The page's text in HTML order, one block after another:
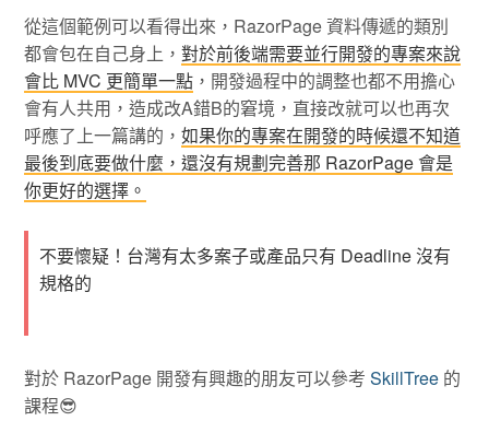
從這個範例可以看得出來，RazorPage 資料傳遞的類別
都會包在自己身上，對於前後端需要並行開發的專案來說
會比 MVC 更簡單一點 ，開發過程中的調整也都不用擔心
會有人共用，造成改A錯B的窘境，直接改就可以也再次
呼應了上一篇講的，如果你的專案在開發的時候還不知道
最後到底要做什麼，還沒有規劃完善那 RazorPage 會是
你更好的選擇。
不要懷疑！台灣有太多案子或產品只有 Deadline 沒有
規格的
對於 RazorPage 開發有興趣的朋友可以參考SkillTree 的
課程😎